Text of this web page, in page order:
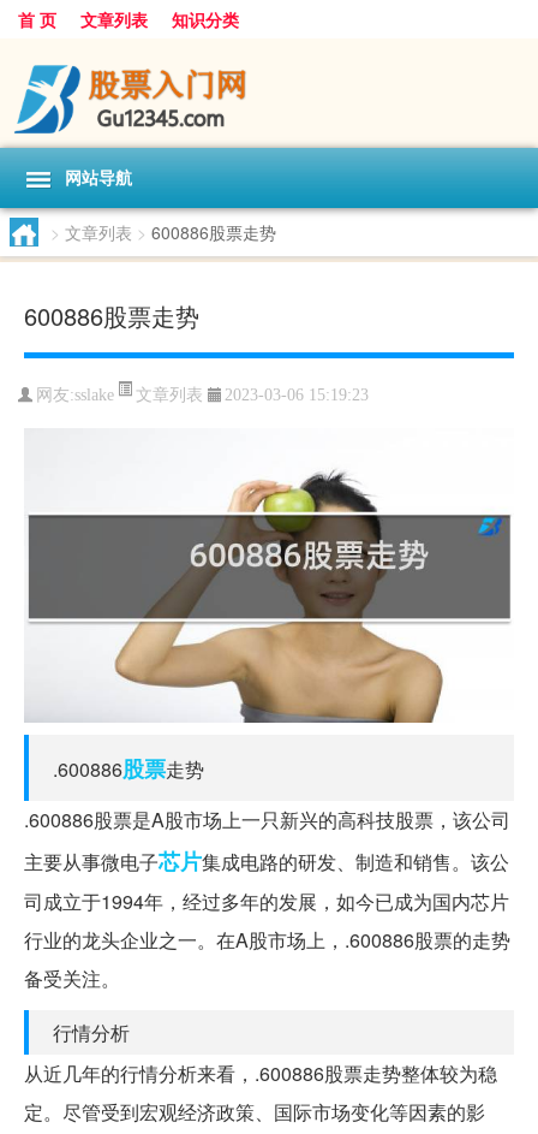
首 页 文章列表 知识分类
网站导航
> 文章列表 > 600886股票走势
600886股票走势
网友:sslake 文章列表 2023-03-06 15:19:23
.600886股票走势
.600886股票是A股市场上一只新兴的高科技股票，该公司
主要从事微电子芯片集成电路的研发、制造和销售。该公
司成立于1994年，经过多年的发展，如今已成为国内芯片
行业的龙头企业之一。在A股市场上，.600886股票的走势
备受关注。
行情分析
从近几年的行情分析来看，.600886股票走势整体较为稳
定。尽管受到宏观经济政策、国际市场变化等因素的影